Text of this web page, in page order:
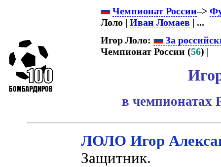
Чемпионат России–>
Лоло | Иван Ломаев| ...
Игор Лоло:
За
Чемпионат России (56) |
в чемпионатах
ЛОЛО Игор
Защитник.